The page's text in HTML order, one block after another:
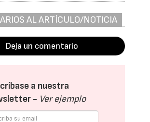
AL ARTÍCULO/NOTICIA
Deja un comentario
a nuestra
- Ver ejemplo